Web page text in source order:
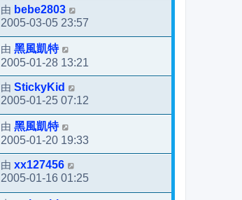
由 bebe2803
2005-03-05 23:57
由 黑風凱特
2005-01-28 13:21
由 StickyKid
2005-01-25 07:12
由 黑風凱特
2005-01-20 19:33
由 xx127456
2005-01-16 01:25